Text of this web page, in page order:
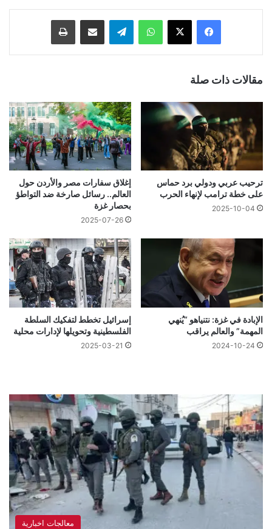
فيسبوك ‫X واتساب تيلقرام مشاركة عبر البريد طباعة
مقالات ذات صلة
ترحيب عربي ودولي برد حماس
على خطة ترامب لإنهاء الحرب
2025-10-04
إغلاق سفارات مصر والأردن حول
العالم.. رسائل صارخة ضد التواطؤ
بحصار غزة
2025-07-26
الإبادة في غزة: نتنياهو “يُنهي
المهمة” والعالم يراقب
2024-10-24
إسرائيل تخطط لتفكيك السلطة
الفلسطينية وتحويلها لإدارات محلية
2025-03-21
معالجات اخبارية